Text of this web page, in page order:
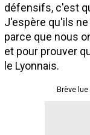
défensifs, c'est
J'espère qu'ils
parce que nous
et pour prouver
le Lyonnais.
Brève
Mentions légales
site web Maxifoot.fr